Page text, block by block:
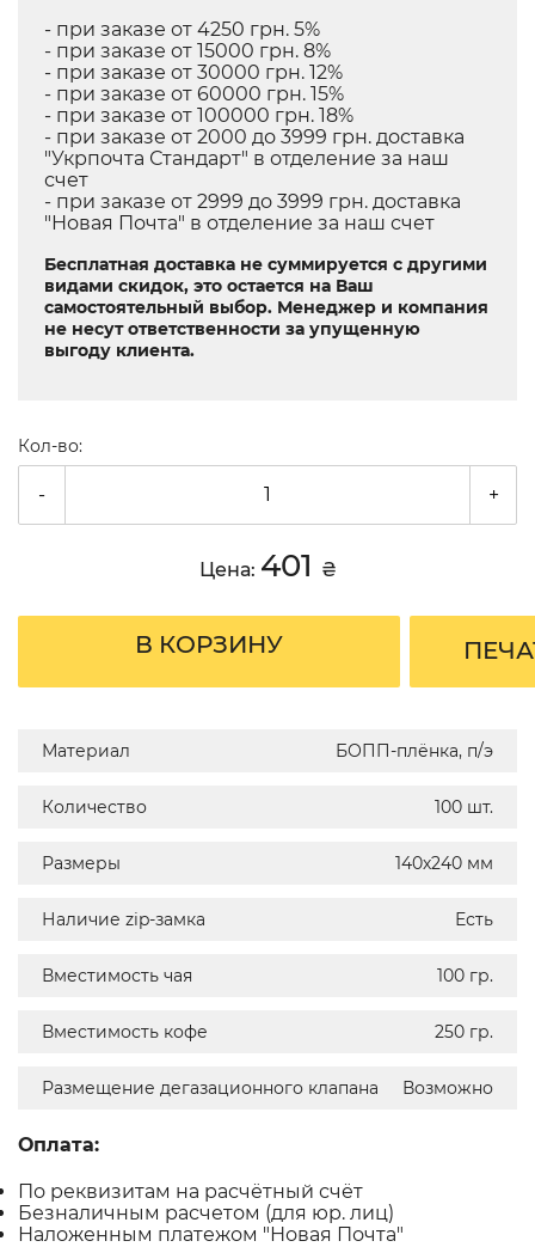
- при заказе от 4250 грн. 5%
- при заказе от 15000 грн. 8%
- при заказе от 30000 грн. 12%
- при заказе от 60000 грн. 15%
- при заказе от 100000 грн. 18%
- при заказе от 2000 до 3999 грн. доставка
"Укрпочта Стандарт" в отделение за наш
счет
- при заказе от 2999 до 3999 грн. доставка
"Новая Почта" в отделение за наш счет
Бесплатная доставка не суммируется с другими
видами скидок, это остается на Ваш
самостоятельный выбор. Менеджер и компания
не несут ответственности за упущенную
выгоду клиента.
Кол-во:
- +
Цена: 401 ₴
В КОРЗИНУ
Материал БОПП-плёнка, п/э
Количество 100 шт.
Размеры 140х240 мм
Наличие zip-замка Есть
Вместимость чая 100 гр.
Вместимость кофе 250 гр.
Размещение дегазационного клапана Возможно
Оплата:
По реквизитам на расчётный счёт
Безналичным расчетом (для юр. лиц)
Наложенным платежом "Новая Почта"